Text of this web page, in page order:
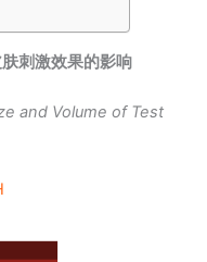
刺激效果的影响
and Volume of Test